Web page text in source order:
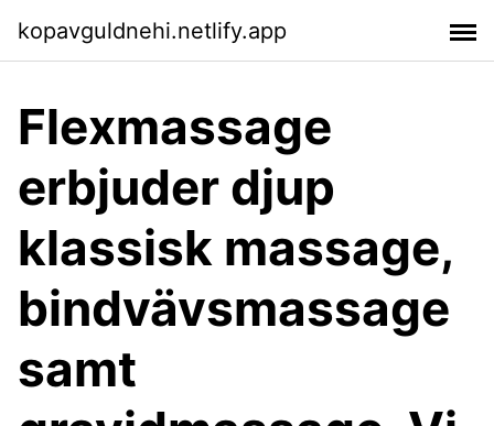
kopavguldnehi.netlify.app
Flexmassage
erbjuder djup
klassisk massage,
bindvävsmassage
samt